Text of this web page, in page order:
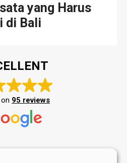
yang Harus
di Bali
95 reviews